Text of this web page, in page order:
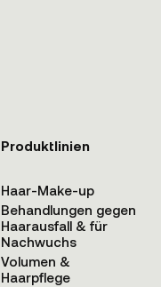
Produktlinien
Haar-Make-up
Behandlungen gegen
Haarausfall & für
Nachwuchs
Volumen &
Haarpflege